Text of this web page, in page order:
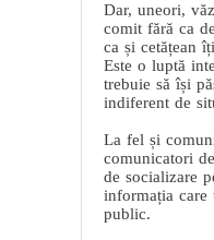
Dar, uneori,
comit fără ca
ca și cetățean
Este o luptă
trebuie să își
indiferent de
La fel și
comunicatori
de socializare
informația care
public.